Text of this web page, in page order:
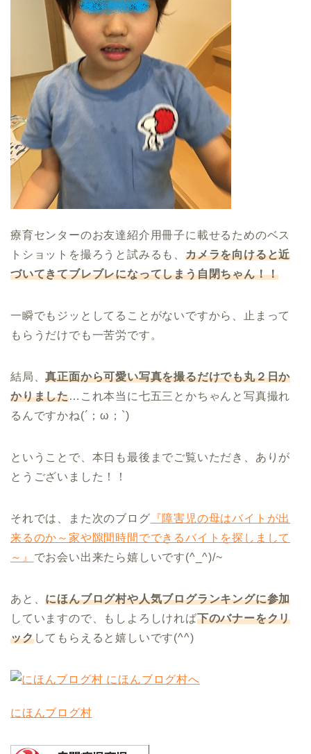
療育センターのお友達紹介用冊子に載せるためのベス
トショットを撮ろうと試みるも、 カメラを向けると近
づいてきてブレブレになってしまう自閉ちゃん！！
一瞬でもジッとしてることがないですから、止まって
もらうだけでも一苦労です。
結局、真正面から可愛い写真を撮るだけでも丸２日か
かりました…これ本当に七五三とかちゃんと写真撮れ
るんですかね(´；ω；`)
ということで、本日も最後までご覧いただき、ありが
とうございました！！
それでは、また次のブログ 『障害児の母はバイトが出
来るのか～家や隙間時間でできるバイトを探しまして
～』 でお会い出来たら嬉しいです(^_^)/~
あと、にほんブログ村や人気ブログランキングに参加
していますので、もしよろしければ下のバナーをクリ
ックしてもらえると嬉しいです(^^)
にほんブログ村